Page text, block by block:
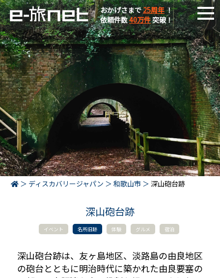
おかげさまで25周年！
依頼件数40万件突破！
ディスカバリージャパン 和歌山市 深山砲台跡
深山砲台跡
イベント 名所旧跡 体験 グルメ 宿泊
深山砲台跡は、友ヶ島地区、淡路島の由良地区
の砲台とともに明治時代に築かれた由良要塞の